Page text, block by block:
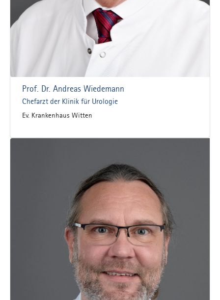
Prof. Dr. Andreas Wiedemann
Chefarzt der Klinik für Urologie
Ev. Krankenhaus Witten